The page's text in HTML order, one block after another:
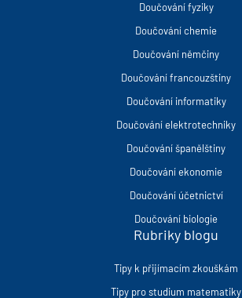
Doučování fyziky
Doučování chemie
Doučování němčiny
Doučování francouzštiny
Doučování informatiky
Doučování elektrotechniky
Doučování španělštiny
Doučování ekonomie
Doučování účetnictví
Doučování biologie
Rubriky blogu
Tipy k přijímacím zkouškám
Tipy pro studium matematiky